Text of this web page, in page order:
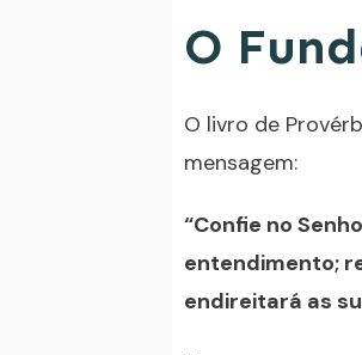
O
O livro de
mensagem:
“Confie no
entendimento;
endireitará as